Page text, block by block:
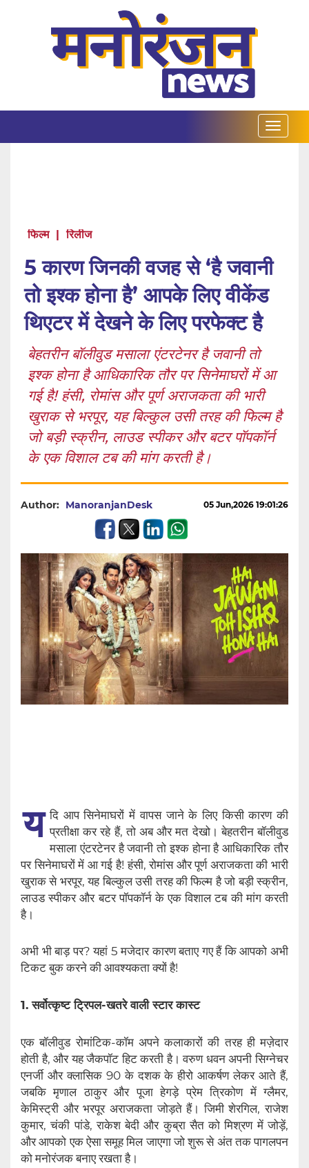
फिल्म | रिलीज
5 कारण जिनकी वजह से ‘है जवानी
तो इश्क होना है’ आपके लिए वीकेंड
थिएटर में देखने के लिए परफेक्ट है
बेहतरीन बॉलीवुड मसाला एंटरटेनर है जवानी तो
इश्क होना है आधिकारिक तौर पर सिनेमाघरों में आ
गई है! हंसी, रोमांस और पूर्ण अराजकता की भारी
खुराक से भरपूर, यह बिल्कुल उसी तरह की फिल्म है
जो बड़ी स्क्रीन, लाउड स्पीकर और बटर पॉपकॉर्न
के एक विशाल टब की मांग करती है।
Author: ManoranjanDesk 05 Jun,2026 19:01:26
य दि आप सिनेमाघरों में वापस जाने के लिए किसी कारण की
प्रतीक्षा कर रहे हैं, तो अब और मत देखो। बेहतरीन बॉलीवुड
मसाला एंटरटेनर है जवानी तो इश्क होना है आधिकारिक तौर
पर सिनेमाघरों में आ गई है! हंसी, रोमांस और पूर्ण अराजकता की भारी
खुराक से भरपूर, यह बिल्कुल उसी तरह की फिल्म है जो बड़ी स्क्रीन,
लाउड स्पीकर और बटर पॉपकॉर्न के एक विशाल टब की मांग करती
है।
अभी भी बाड़ पर? यहां 5 मजेदार कारण बताए गए हैं कि आपको अभी
टिकट बुक करने की आवश्यकता क्यों है!
1. सर्वोत्कृष्ट ट्रिपल-खतरे वाली स्टार कास्ट
एक बॉलीवुड रोमांटिक-कॉम अपने कलाकारों की तरह ही मज़ेदार
होती है, और यह जैकपॉट हिट करती है। वरुण धवन अपनी सिग्नेचर
एनर्जी और क्लासिक 90 के दशक के हीरो आकर्षण लेकर आते हैं,
जबकि मृणाल ठाकुर और पूजा हेगड़े प्रेम त्रिकोण में ग्लैमर,
केमिस्ट्री और भरपूर अराजकता जोड़ते हैं। जिमी शेरगिल, राजेश
कुमार, चंकी पांडे, राकेश बेदी और कुब्रा सैत को मिश्रण में जोड़ें,
और आपको एक ऐसा समूह मिल जाएगा जो शुरू से अंत तक पागलपन
को मनोरंजक बनाए रखता है।